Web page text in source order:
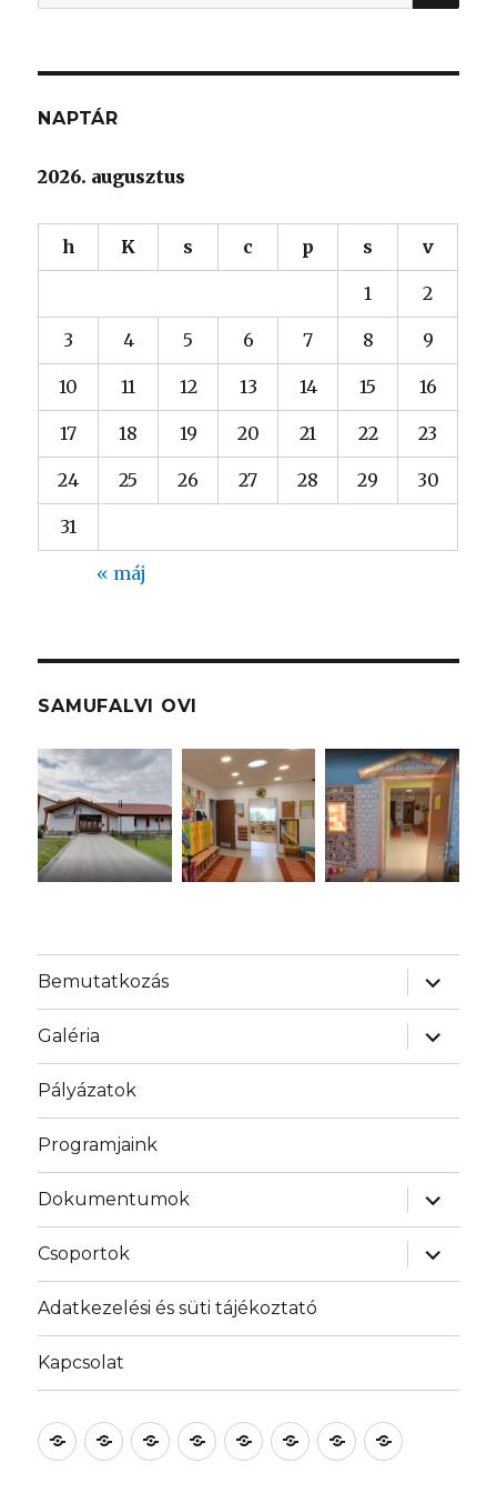
a
kifejezésre:
NAPTÁR
2026. augusztus
h K s c p s v
1 2
3 4 5 6 7 8 9
10 11 12 13 14 15 16
17 18 19 20 21 22 23
24 25 26 27 28 29 30
31
« máj
SAMUFALVI OVI
Bemutatkozás
almenü
Galéria
almenü
Pályázatok
Programjaink
Dokumentumok
almenü
Csoportok
almenü
Adatkezelési és süti tájékoztató
Kapcsolat
Bemutatkozás
GalériaPályázatokProgramjaink
Dokumentumok
CsoportokAdatkezelési
Kapcsolat